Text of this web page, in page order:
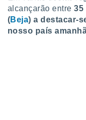
tal,
seu
ou opor-
alcançarão entre35
(Beja) a destacar-
nosso país